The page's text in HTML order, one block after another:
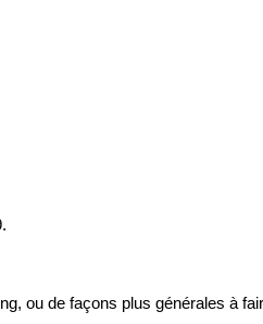
ou de façons plus générales à